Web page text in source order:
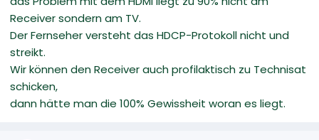
Receiver sondern am TV.
Der Fernseher versteht das HDCP-Protokoll nicht und
streikt.
Wir können den Receiver auch profilaktisch zu Technisat
schicken,
dann hätte man die 100% Gewissheit woran es liegt.